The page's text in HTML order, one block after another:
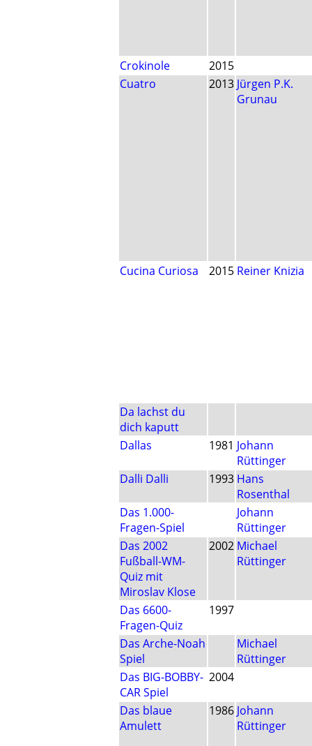
Crokinole
2015
Cuatro
2013 Jürgen P.K.
Grunau
Cucina Curiosa 2015 Reiner Knizia
Da lachst du
dich kaputt
Dallas
1981 Johann
Rüttinger
Dalli Dalli
1993 Hans
Rosenthal
Das 1.000-
Fragen-Spiel
Johann
Rüttinger
Das 2002
Fußball-WM-
Quiz mit
Miroslav Klose
2002 Michael
Rüttinger
Das 6600-
Fragen-Quiz
1997
Das Arche-Noah
Spiel
Michael
Rüttinger
Das BIG-BOBBY-
CAR Spiel
2004
Das blaue
Amulett
1986 Johann
Rüttinger